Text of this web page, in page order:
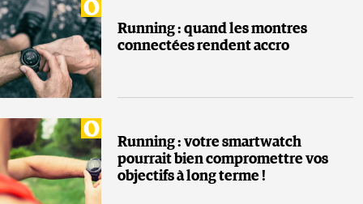
Running : quand les montres
connectées rendent accro
Running : votre smartwatch
pourrait bien compromettre vos
objectifs à long terme !